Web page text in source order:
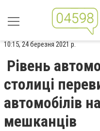
10:15, 24 березня 2021 р.
Рівень
столиці
автомобілів
мешканців